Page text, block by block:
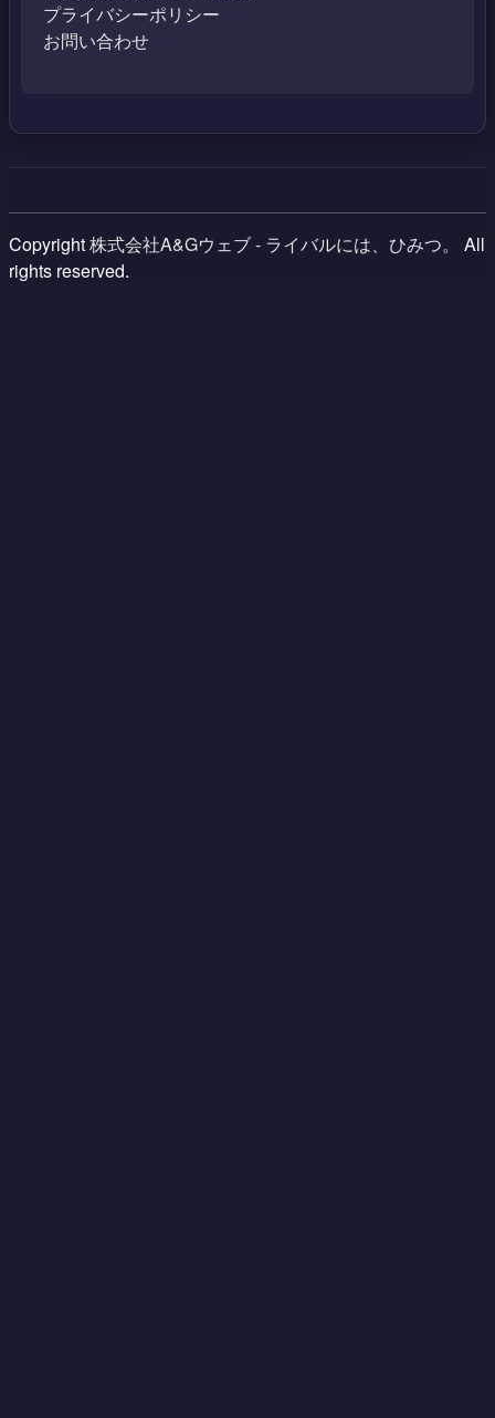
プライバシーポリシー
お問い合わせ
Copyright株式会社A&Gウェブ - ライバルには、ひみつ。
All
rights reserved.